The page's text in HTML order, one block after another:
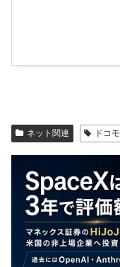
ネット関連 ドコモ